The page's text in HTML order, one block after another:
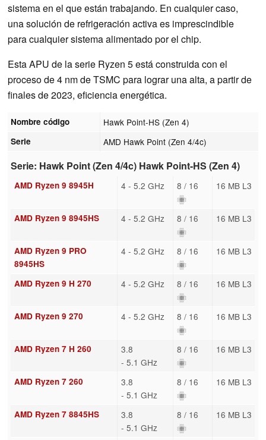
sistema en el que están trabajando. En cualquier caso,
una solución de refrigeración activa es imprescindible
para cualquier sistema alimentado por el chip.
Esta APU de la serie Ryzen 5 está construida con el
proceso de 4 nm de TSMC para lograr una alta, a partir de
finales de 2023, eficiencia energética.
Nombre código Hawk Point-HS (Zen 4)
Serie AMD Hawk Point (Zen 4/4c)
Serie: Hawk Point (Zen 4/4c) Hawk Point-HS (Zen 4)
AMD Ryzen 9 8945H 4 - 5.2 GHz 8 / 16 16 MB L3
AMD Ryzen 9 8945HS 4 - 5.2 GHz 8 / 16 16 MB L3
AMD Ryzen 9 PRO
8945HS
4 - 5.2 GHz 8 / 16 16 MB L3
AMD Ryzen 9 H 270 4 - 5.2 GHz 8 / 16 16 MB L3
AMD Ryzen 9 270 4 - 5.2 GHz 8 / 16 16 MB L3
AMD Ryzen 7 H 260
3.8
- 5.1 GHz
8 / 16 16 MB L3
AMD Ryzen 7 260
3.8
- 5.1 GHz
8 / 16 16 MB L3
AMD Ryzen 7 8845HS
3.8
- 5.1 GHz
8 / 16 16 MB L3